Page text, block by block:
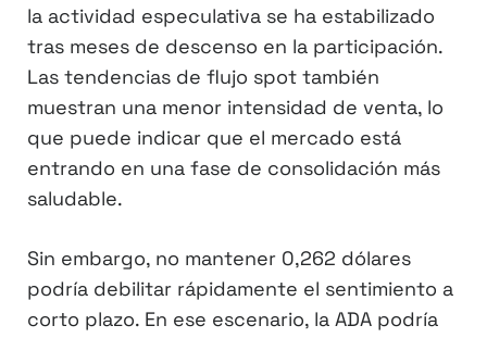
la actividad especulativa se ha estabilizado
tras meses de descenso en la participación.
Las tendencias de flujo spot también
muestran una menor intensidad de venta, lo
que puede indicar que el mercado está
entrando en una fase de consolidación más
saludable.
Sin embargo, no mantener 0,262 dólares
podría debilitar rápidamente el sentimiento a
corto plazo. En ese escenario, la ADA podría